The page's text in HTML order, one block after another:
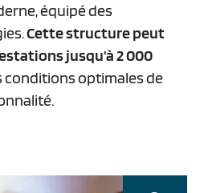
équipé des
Cette structure peut
jusqu'à 2 000
conditions optimales de